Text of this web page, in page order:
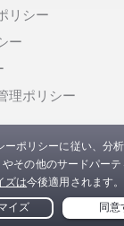
リシー
ー
理ポリシー
Access, Inc. 無